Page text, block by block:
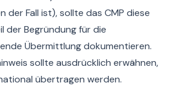
der Fall ist), sollte das CMP diese
der Begründung für die
Übermittlung dokumentieren.
sollte ausdrücklich erwähnen,
übertragen werden.